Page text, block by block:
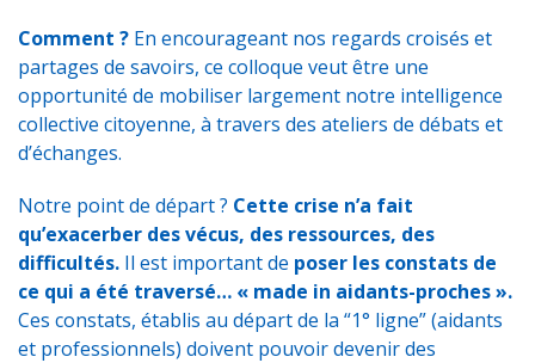
Comment ? En encourageant nos regards croisés et
partages de savoirs, ce colloque veut être une
opportunité de mobiliser largement notre intelligence
collective citoyenne, à travers des ateliers de débats et
d’échanges.
Notre point de départ ? Cette crise n’a fait
qu’exacerber des vécus, des ressources, des
difficultés. Il est important de poser les constats de
ce qui a été traversé… « made in aidants-proches ».
Ces constats, établis au départ de la “1° ligne” (aidants
et professionnels) doivent pouvoir devenir des